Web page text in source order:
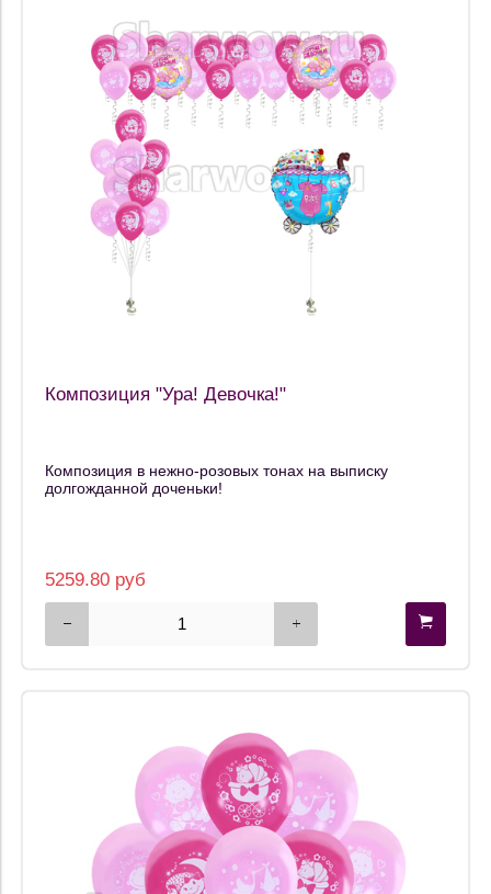
Композиция "Ура! Девочка!"
Композиция в нежно-розовых тонах на выписку
долгожданной доченьки!
5259.80 руб